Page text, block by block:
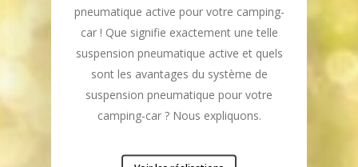
pneumatique active pour votre camping-
car ! Que signifie exactement une telle
suspension pneumatique active et quels
sont les avantages du système de
suspension pneumatique pour votre
camping-car ? Nous expliquons.